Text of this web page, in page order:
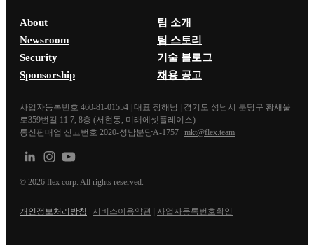
About
Newsroom
Security
Sponsorship
팀 소개
팀 스토리
기술 블로그
채용 공고
사업자등록번호 460-81-01554 대표 장해남
경기도 성남시 분당구 황새울
로359번길 11 7, 8층 (서현동, 미래에셋플레이스)
통신판매업 신고번호 2020-성남분당A-1757 mkt@flex.team
© 2026 flex corp. All rights reserved.
개인정보처리방침 서비스이용약관 사업자등록번호확인